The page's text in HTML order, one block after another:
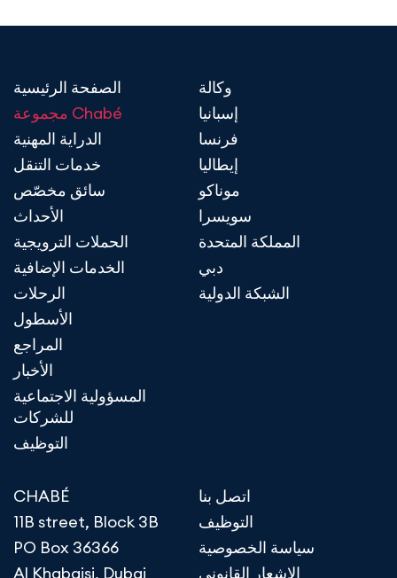
الصفحة الرئيسية
مجموعة Chabé
الدراية المهنية
خدمات التنقل
سائق مخصّص
الأحداث
الحملات الترويجية
الخدمات الإضافية
الرحلات
الأسطول
المراجع
الأخبار
المسؤولية الاجتماعية
للشركات
التوظيف
وكالة
إسبانيا
فرنسا
إيطاليا
موناكو
سويسرا
المملكة المتحدة
دبي
الشبكة الدولية
CHABÉ
11B street, Block 3B
PO Box 36366
Al Khabaisi, Dubai
اتصل بنا
التوظيف
سياسة الخصوصية
الإشعار القانوني